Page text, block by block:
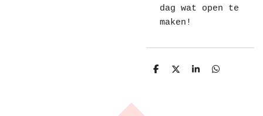
dag wat open te
maken!
D
D
S
D